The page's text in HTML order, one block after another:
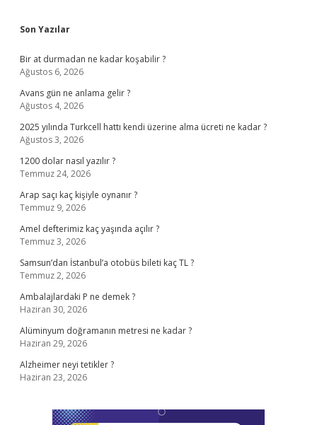
Sidebar
Son Yazılar
Bir at durmadan ne kadar koşabilir ?
Ağustos 6, 2026
Avans gün ne anlama gelir ?
Ağustos 4, 2026
2025 yılında Turkcell hattı kendi üzerine alma ücreti ne kadar ?
Ağustos 3, 2026
1200 dolar nasıl yazılır ?
Temmuz 24, 2026
Arap saçı kaç kişiyle oynanır ?
Temmuz 9, 2026
Amel defterimiz kaç yaşında açılır ?
Temmuz 3, 2026
Samsun’dan İstanbul’a otobüs bileti kaç TL ?
Temmuz 2, 2026
Ambalajlardaki P ne demek ?
Haziran 30, 2026
Alüminyum doğramanın metresi ne kadar ?
Haziran 29, 2026
Alzheimer neyi tetikler ?
Haziran 23, 2026